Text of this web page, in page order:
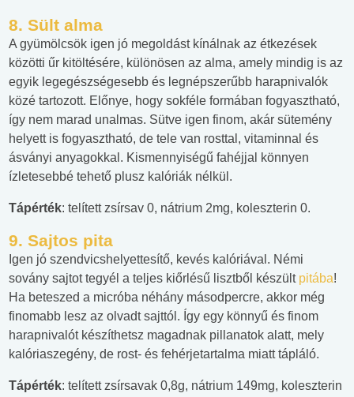
8. Sült alma
A gyümölcsök igen jó megoldást kínálnak az étkezések
közötti űr kitöltésére, különösen az alma, amely mindig is az
egyik legegészségesebb és legnépszerűbb harapnivalók
közé tartozott. Előnye, hogy sokféle formában fogyasztható,
így nem marad unalmas. Sütve igen finom, akár sütemény
helyett is fogyasztható, de tele van rosttal, vitaminnal és
ásványi anyagokkal. Kismennyiségű fahéjjal könnyen
ízletesebbé tehető plusz kalóriák nélkül.
Tápérték: telített zsírsav 0, nátrium 2mg, koleszterin 0.
9. Sajtos pita
Igen jó szendvicshelyettesítő, kevés kalóriával. Némi
sovány sajtot tegyél a teljes kiőrlésű lisztből készült pitába!
Ha beteszed a micróba néhány másodpercre, akkor még
finomabb lesz az olvadt sajttól. Így egy könnyű és finom
harapnivalót készíthetsz magadnak pillanatok alatt, mely
kalóriaszegény, de rost- és fehérjetartalma miatt tápláló.
Tápérték: telített zsírsavak 0,8g, nátrium 149mg, koleszterin